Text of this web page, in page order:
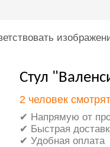
Стул
2 человек
✔ Напрямую от
✔ Быстрая
✔ Удобная оплата